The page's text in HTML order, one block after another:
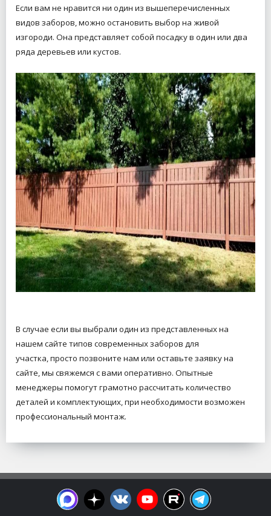
Если вам не нравится ни один из вышеперечисленных
видов заборов, можно остановить выбор на живой
изгороди. Она представляет собой посадку в один или два
ряда деревьев или кустов.
В случае если вы выбрали один из представленных на
нашем сайте типов современных заборов для
участка,просто позвоните нам или оставьте заявку на
сайте, мы свяжемся с вами оперативно. Опытные
менеджеры помогут грамотно рассчитать количество
деталей и комплектующих,при необходимости возможен
профессиональный монтаж.